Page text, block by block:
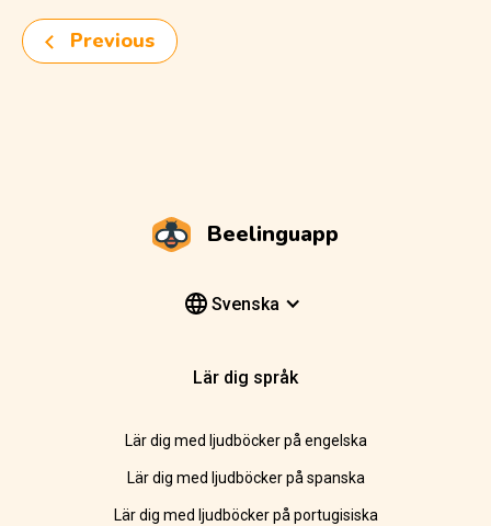
Previous
Beelinguapp
Svenska
Lär dig språk
Lär dig med ljudböcker på engelska
Lär dig med ljudböcker på spanska
Lär dig med ljudböcker på portugisiska